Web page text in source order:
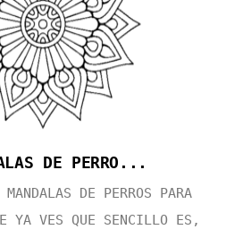
DE PERRO...
MANDALAS DE PERROS PARA
YA VES QUE SENCILLO ES,